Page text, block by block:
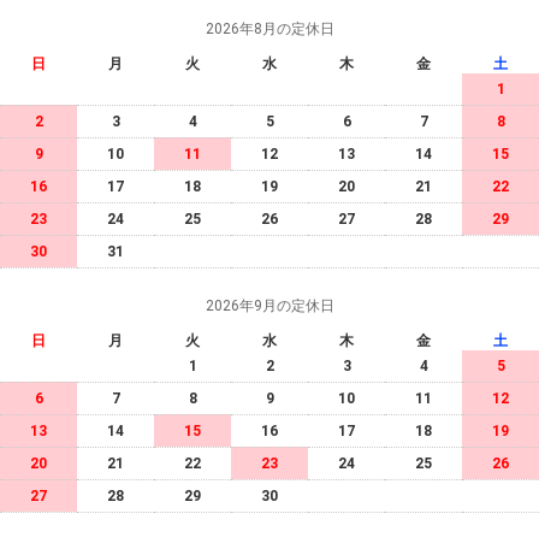
2026年8月の定休日
日 月 火 水 木 金
土
1
2
3 4 5 6 7
8
9
10 11 12 13 14
15
16
17 18 19 20 21
22
23
24 25 26 27 28
29
30
31
2026年9月の定休日
日 月 火 水 木 金
土
1
2 3 4
5
6
7 8 9 10 11
12
13
14 15 16 17 18
19
20
21 22 23 24 25
26
27
28 29 30